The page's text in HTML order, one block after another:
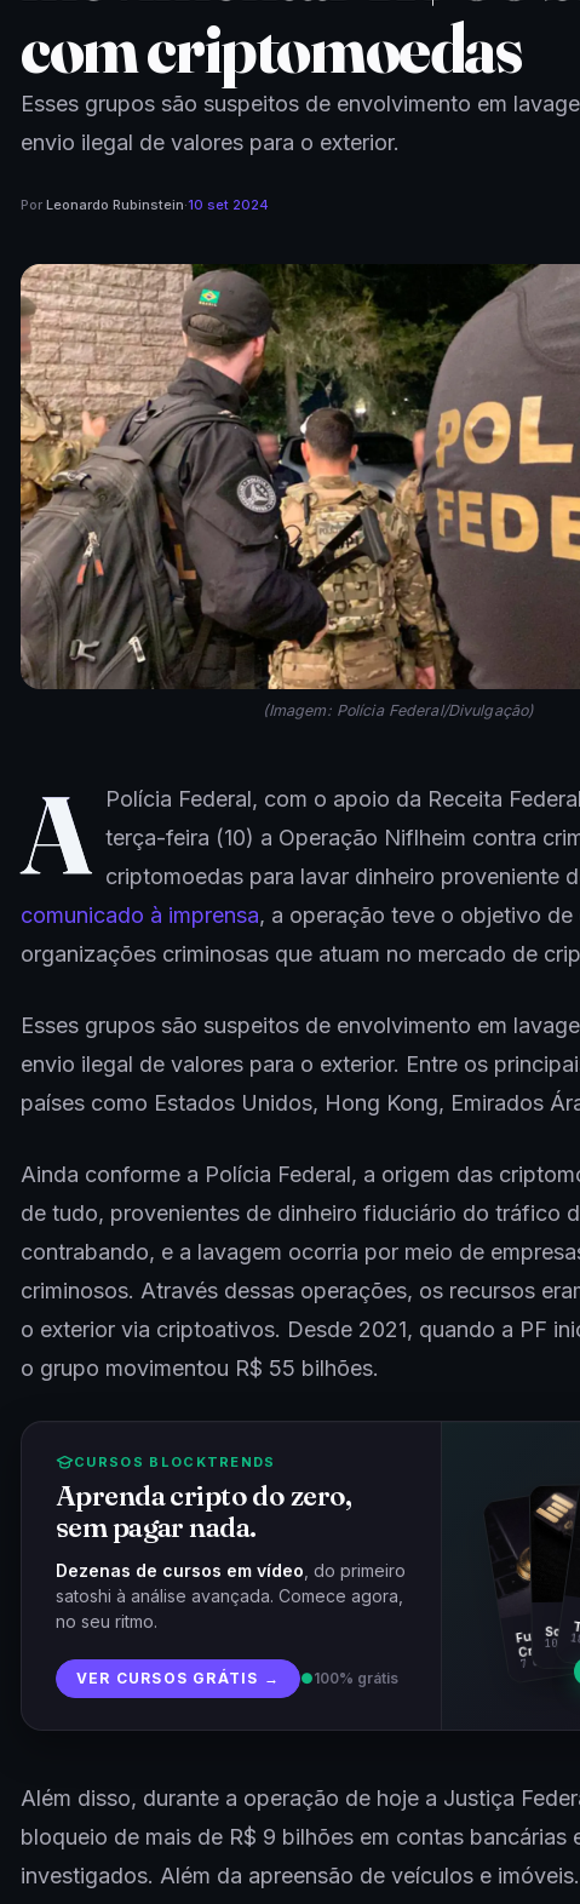
com criptomoedas
Esses grupos são suspeitos de envolvimento em
envio ilegal de valores para o exterior.
Por Leonardo Rubinstein·10 set 2024
(Imagem: Polícia Federal/Divulgação)
A
Polícia Federal, com o apoio da Receita
terça-feira (10) a Operação Niflheim contra
criptomoedas para lavar dinheiro proveniente
comunicado à imprensa, a operação teve o objetivo de
organizações criminosas que atuam no mercado de
Esses grupos são suspeitos de envolvimento em
envio ilegal de valores para o exterior. Entre os
países como Estados Unidos, Hong Kong, Emirados
Ainda conforme a Polícia Federal, a origem das
de tudo, provenientes de dinheiro fiduciário do tráfico
contrabando, e a lavagem ocorria por meio de
criminosos. Através dessas operações, os recursos
o exterior via criptoativos. Desde 2021, quando a PF
o grupo movimentou R$ 55 bilhões.
CURSOS BLOCKTRENDS
Aprenda cripto do zero,
sem pagar nada.
Dezenas de cursos em vídeo , do primeiro
satoshi à análise avançada. Comece agora,
no seu ritmo.
VER CURSOS GRÁTIS → ●100% grátis
Cripto
7 cursos
10
Além disso, durante a operação de hoje a Justiça
bloqueio de mais de R$ 9 bilhões em contas bancárias
investigados. Além da apreensão de veículos e imóveis.